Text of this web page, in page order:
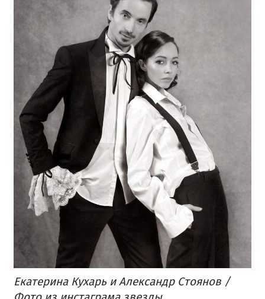
Екатерина Кухарь и Александр Стоянов /